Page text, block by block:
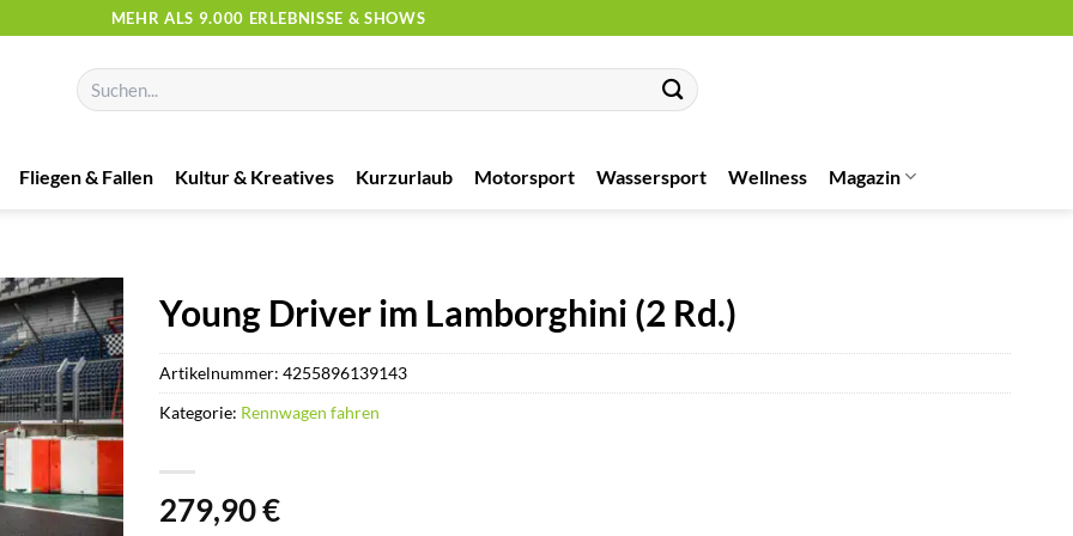
MEHR ALS 9.000 ERLEBNISSE & SHOWS
Suchen
nach:
Fliegen & Fallen Kultur & Kreatives Kurzurlaub Motorsport Wassersport Wellness Magazin
Young Driver im Lamborghini (2 Rd.)
279,90€
Artikelnummer:4255896139143
Kategorie: Rennwagen fahren